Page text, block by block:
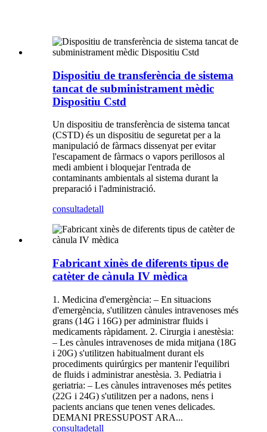
Dispositiu de transferència de sistema
tancat de subministrament mèdic
Dispositiu Cstd
Un dispositiu de transferència de sistema tancat
(CSTD) és un dispositiu de seguretat per a la
manipulació de fàrmacs dissenyat per evitar
l'escapament de fàrmacs o vapors perillosos al
medi ambient i bloquejar l'entrada de
contaminants ambientals al sistema durant la
preparació i l'administració.
consultadetall
Fabricant xinès de diferents tipus de
catèter de cànula IV mèdica
1. Medicina d'emergència: – En situacions
d'emergència, s'utilitzen cànules intravenoses més
grans (14G i 16G) per administrar fluids i
medicaments ràpidament. 2. Cirurgia i anestèsia:
– Les cànules intravenoses de mida mitjana (18G
i 20G) s'utilitzen habitualment durant els
procediments quirúrgics per mantenir l'equilibri
de fluids i administrar anestèsia. 3. Pediatria i
geriatria: – Les cànules intravenoses més petites
(22G i 24G) s'utilitzen per a nadons, nens i
pacients ancians que tenen venes delicades.
DEMANI PRESSUPOST ARA...
consultadetall